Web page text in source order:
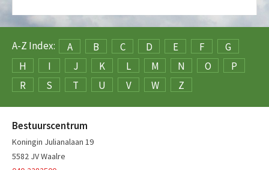
A-Z Index: A B C D E F
G
H
I J K L M N O
P
R
S T U V W Z
Bestuurscentrum
Koningin Julianalaan 19
5582 JV Waalre